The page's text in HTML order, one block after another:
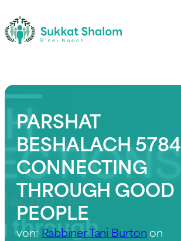
PARSHAT
BESHALACH
CONNECTING
THROUGH GOOD
PEOPLE
von: Rabbiner Tani Burton on